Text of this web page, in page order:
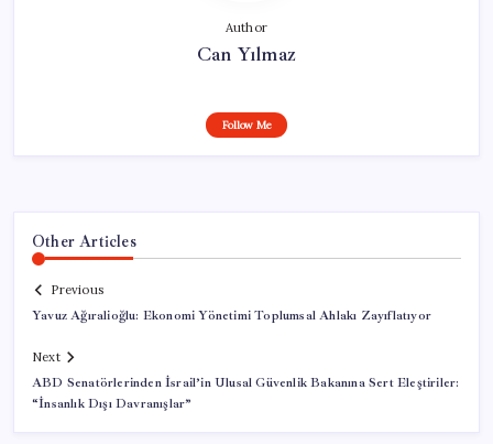
Author
Can Yılmaz
Follow Me
Other Articles
Previous
Yavuz Ağıralioğlu: Ekonomi Yönetimi Toplumsal Ahlakı Zayıflatıyor
Next
ABD Senatörlerinden İsrail’in Ulusal Güvenlik Bakanına Sert Eleştiriler:
“İnsanlık Dışı Davranışlar”